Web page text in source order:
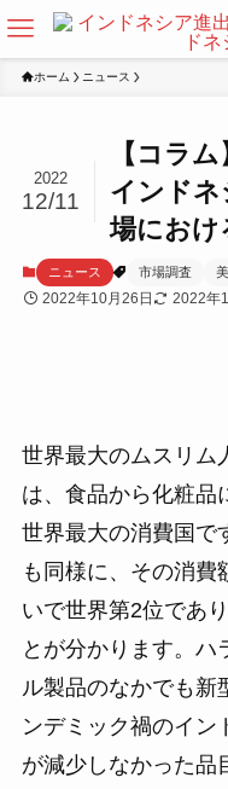
ホーム ニュース
【コラ
インドネ
場におけ
2022
12/11
ニュース 市場調査
2022年10月26日 2022年
世界最大のムスリム
は、食品から化粧品
世界最大の消費国で
も同様に、その消費
いで世界第2位であ
とが分かります。ハ
ル製品のなかでも新
ンデミック禍のイン
が減少しなかった品